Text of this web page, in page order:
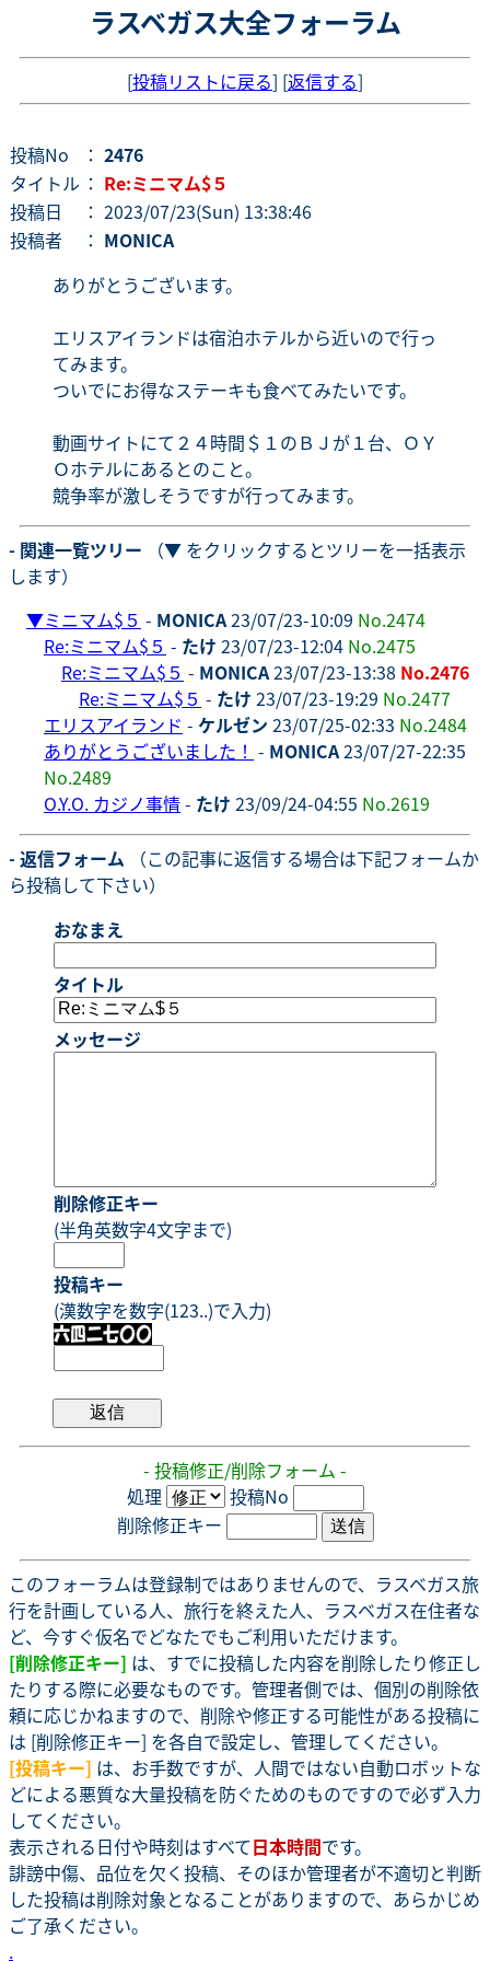
ラスベガス大全フォーラム
[投稿リストに戻る] [返信する]
投稿No ： 2476
タイトル ： Re:ミニマム$５
投稿日
： 2023/07/23(Sun) 13:38:46
投稿者
： MONICA
ありがとうございます。
エリスアイランドは宿泊ホテルから近いので行っ
てみます。
ついでにお得なステーキも食べてみたいです。
動画サイトにて２４時間＄１のＢＪが１台、ＯＹ
Ｏホテルにあるとのこと。
競争率が激しそうですが行ってみます。
- 関連一覧ツリー （▼ をクリックするとツリーを一括表示
します）
▼ミニマム$５ - MONICA23/07/23-10:09 No.2474
Re:ミニマム$５ - たけ 23/07/23-12:04 No.2475
Re:ミニマム$５ - MONICA23/07/23-13:38 No.2476
Re:ミニマム$５ - たけ 23/07/23-19:29 No.2477
エリスアイランド - ケルゼン 23/07/25-02:33 No.2484
ありがとうございました！ - MONICA23/07/27-22:35
No.2489
O.Y.O. カジノ事情- たけ 23/09/24-04:55 No.2619
- 返信フォーム （この記事に返信する場合は下記フォームか
ら投稿して下さい）
おなまえ
タイトル
メッセージ
削除修正キー
(半角英数字4文字まで)
投稿キー
(漢数字を数字(123..)で入力)
- 投稿修正/削除フォーム -
処理
投稿No
削除修正キー
このフォーラムは登録制ではありませんので、ラスベガス旅
行を計画している人、旅行を終えた人、ラスベガス在住者な
ど、今すぐ仮名でどなたでもご利用いただけます。
[削除修正キー] は、すでに投稿した内容を削除したり修正し
たりする際に必要なものです。管理者側では、個別の削除依
頼に応じかねますので、削除や修正する可能性がある投稿に
は [削除修正キー] を各自で設定し、管理してください。
[投稿キー] は、お手数ですが、人間ではない自動ロボットな
どによる悪質な大量投稿を防ぐためのものですので必ず入力
してください。
表示される日付や時刻はすべて日本時間です。
誹謗中傷、品位を欠く投稿、そのほか管理者が不適切と判断
した投稿は削除対象となることがありますので、あらかじめ
ご了承ください。
.